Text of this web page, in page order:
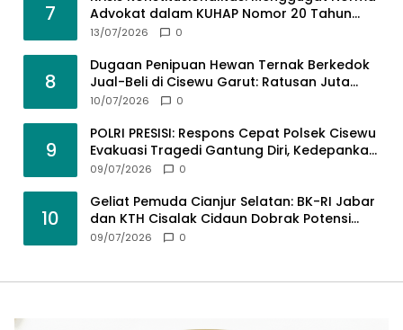
7
Advokat dalam KUHAP Nomor 20 Tahun
2025 demi Keadilan yang Bermartabat
13/07/2026 0
8
Dugaan Penipuan Hewan Ternak Berkedok
Jual-Beli di Cisewu Garut: Ratusan Juta
Rupiah Raib, BK-RI Desak Polda Jabar Turun
10/07/2026 0
9
POLRI PRESISI: Respons Cepat Polsek Cisewu
Evakuasi Tragedi Gantung Diri, Kedepankan
Pendekatan Spiritual dan Hukum Demi Jaga
09/07/2026 0
10
Geliat Pemuda Cianjur Selatan: BK-RI Jabar
dan KTH Cisalak Cidaun Dobrak Potensi
Wisata Berbasis Regulasi
09/07/2026 0